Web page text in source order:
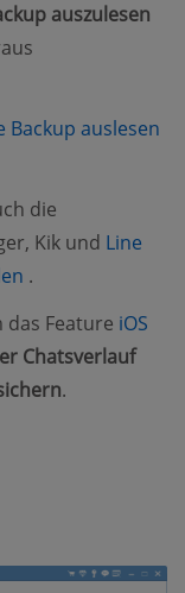
auszulesen
Backup auslesen
die
Kik und Line
(opens new
.
Feature iOS
Chatsverlauf
.